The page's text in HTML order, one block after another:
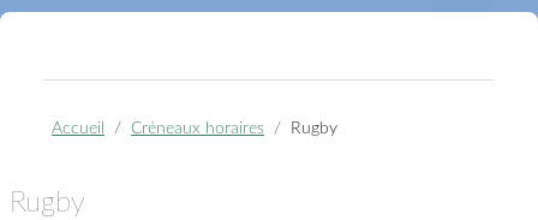
Accueil Créneaux horaires Rugby
Rugby